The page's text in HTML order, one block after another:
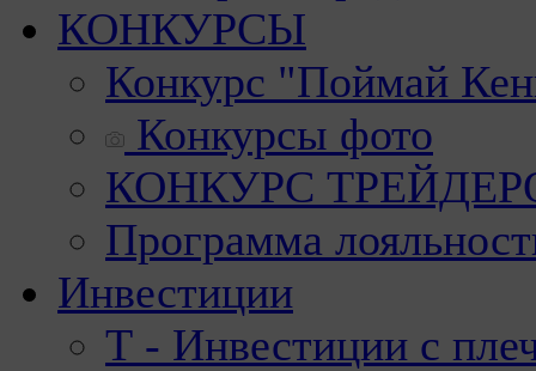
КОНКУРСЫ
Конкурс "Поймай
Конкурсы фото
КОНКУРС
Программа
Инвестиции
Т - Инвестиции с